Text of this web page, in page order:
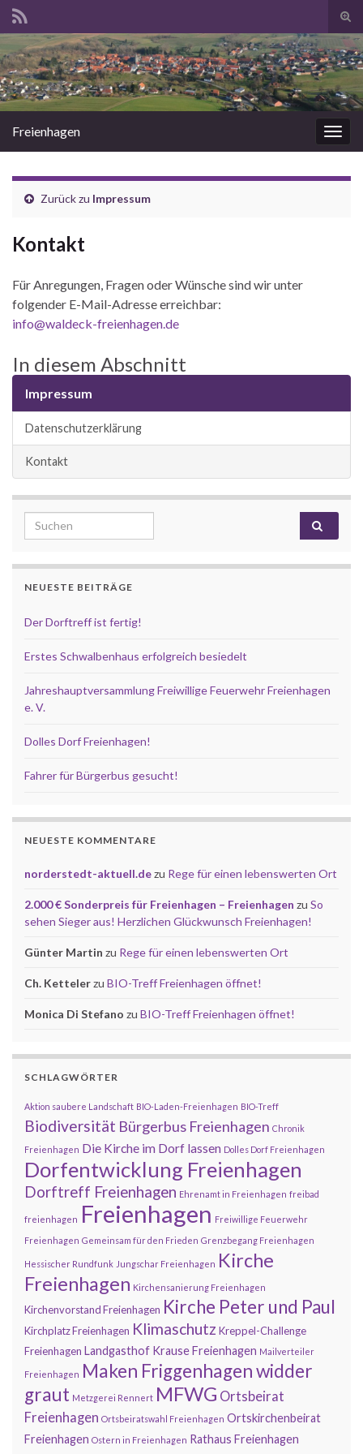
Search for:
Freienhagen
Zurück zu Impressum
Kontakt
Für Anregungen, Fragen oder Wünsche sind wir unter
folgender E-Mail-Adresse erreichbar:
info@waldeck-freienhagen.de
In diesem Abschnitt
Impressum
Datenschutzerklärung
Kontakt
Search for:
NEUESTE BEITRÄGE
Der Dorftreff ist fertig!
Erstes Schwalbenhaus erfolgreich besiedelt
Jahreshauptversammlung Freiwillige Feuerwehr Freienhagen
e. V.
Dolles Dorf Freienhagen!
Fahrer für Bürgerbus gesucht!
NEUESTE KOMMENTARE
norderstedt-aktuell.dezu Rege für einen lebenswerten Ort
2.000 € Sonderpreis für Freienhagen – Freienhagen zu So
sehen Sieger aus! Herzlichen Glückwunsch Freienhagen!
Günter Martin zu Rege für einen lebenswerten Ort
Ch. Kettelerzu BIO-Treff Freienhagen öffnet!
Monica Di Stefano zu BIO-Treff Freienhagen öffnet!
SCHLAGWÖRTER
Aktion saubere Landschaft BIO-Laden-Freienhagen BIO-Treff
Biodiversität Bürgerbus Freienhagen Chronik
Freienhagen Die Kirche im Dorf lassen Dolles Dorf Freienhagen
Dorfentwicklung Freienhagen
Dorftreff Freienhagen Ehrenamt in Freienhagen freibad
freienhagen Freienhagen Freiwillige Feuerwehr
Freienhagen Gemeinsam für den Frieden Grenzbegang Freienhagen
Hessischer Rundfunk Jungschar Freienhagen Kirche
Freienhagen Kirchensanierung Freienhagen
Kirchenvorstand Freienhagen Kirche Peter und Paul
Kirchplatz Freienhagen Klimaschutz Kreppel-Challenge
Freienhagen Landgasthof Krause Freienhagen Mailverteiler
Freienhagen Maken Friggenhagen widder
graut Metzgerei Rennert MFWG Ortsbeirat
Freienhagen Ortsbeiratswahl Freienhagen Ortskirchenbeirat
Freienhagen Ostern in Freienhagen Rathaus Freienhagen